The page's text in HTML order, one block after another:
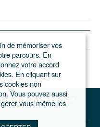
de l'Ile-de-France
de mémoriser vos
parcours. En
votre accord
En cliquant sur
cookies non
Vous pouvez aussi
vous-même les